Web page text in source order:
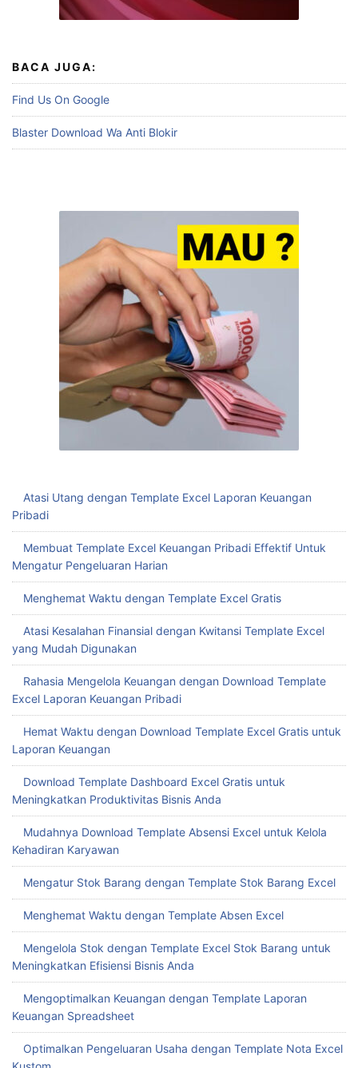
BACA JUGA:
Find Us On Google
Blaster Download Wa Anti Blokir
Atasi Utang dengan Template Excel Laporan Keuangan
Pribadi
Membuat Template Excel Keuangan Pribadi Effektif Untuk
Mengatur Pengeluaran Harian
Menghemat Waktu dengan Template Excel Gratis
Atasi Kesalahan Finansial dengan Kwitansi Template Excel
yang Mudah Digunakan
Rahasia Mengelola Keuangan dengan Download Template
Excel Laporan Keuangan Pribadi
Hemat Waktu dengan Download Template Excel Gratis untuk
Laporan Keuangan
Download Template Dashboard Excel Gratis untuk
Meningkatkan Produktivitas Bisnis Anda
Mudahnya Download Template Absensi Excel untuk Kelola
Kehadiran Karyawan
Mengatur Stok Barang dengan Template Stok Barang Excel
Menghemat Waktu dengan Template Absen Excel
Mengelola Stok dengan Template Excel Stok Barang untuk
Meningkatkan Efisiensi Bisnis Anda
Mengoptimalkan Keuangan dengan Template Laporan
Keuangan Spreadsheet
Optimalkan Pengeluaran Usaha dengan Template Nota Excel